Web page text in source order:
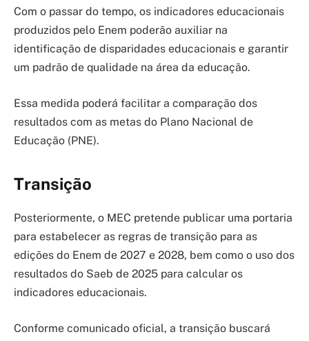
Com o passar do tempo, os indicadores educacionais
produzidos pelo Enem poderão auxiliar na
identificação de disparidades educacionais e garantir
um padrão de qualidade na área da educação.
Essa medida poderá facilitar a comparação dos
resultados com as metas do Plano Nacional de
Educação (PNE).
Transição
Posteriormente, o MEC pretende publicar uma portaria
para estabelecer as regras de transição para as
edições do Enem de 2027 e 2028, bem como o uso dos
resultados do Saeb de 2025 para calcular os
indicadores educacionais.
Conforme comunicado oficial, a transição buscará